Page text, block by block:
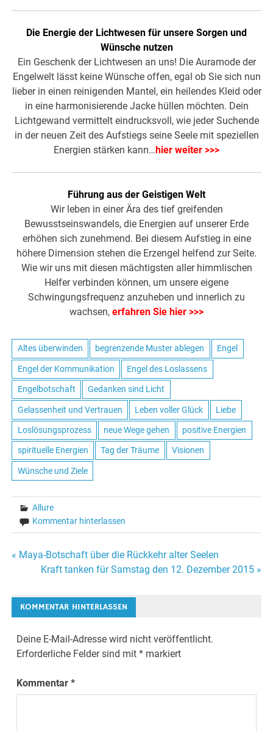
Die Energie der Lichtwesen für unsere Sorgen und
Wünsche nutzen
Ein Geschenk der Lichtwesen an uns! Die Auramode der
Engelwelt lässt keine Wünsche offen, egal ob Sie sich nun
lieber in einen reinigenden Mantel, ein heilendes Kleid oder
in eine harmonisierende Jacke hüllen möchten. Dein
Lichtgewand vermittelt eindrucksvoll, wie jeder Suchende
in der neuen Zeit des Aufstiegs seine Seele mit speziellen
Energien stärken kann… hier weiter >>>
Führung aus der Geistigen Welt
Wir leben in einer Ära des tief greifenden
Bewusstseinswandels, die Energien auf unserer Erde
erhöhen sich zunehmend. Bei diesem Aufstieg in eine
höhere Dimension stehen die Erzengel helfend zur Seite.
Wie wir uns mit diesen mächtigsten aller himmlischen
Helfer verbinden können, um unsere eigene
Schwingungsfrequenz anzuheben und innerlich zu
wachsen, erfahren Sie hier >>>
Altes überwinden begrenzende Muster ablegen Engel
Engel der Kommunikation Engel des Loslassens
Engelbotschaft Gedanken sind Licht
Gelassenheit und Vertrauen Leben voller Glück Liebe
Loslösungsprozess neue Wege gehen positive Energien
spirituelle Energien Tag der Träume Visionen
Wünsche und Ziele
Allure
Kommentar hinterlassen
Beitrags-
Navigation
« Maya-Botschaft über die Rückkehr alter Seelen
Kraft tanken für Samstag den 12. Dezember 2015 »
KOMMENTAR HINTERLASSEN
Deine E-Mail-Adresse wird nicht veröffentlicht.
Erforderliche Felder sind mit* markiert
Kommentar*